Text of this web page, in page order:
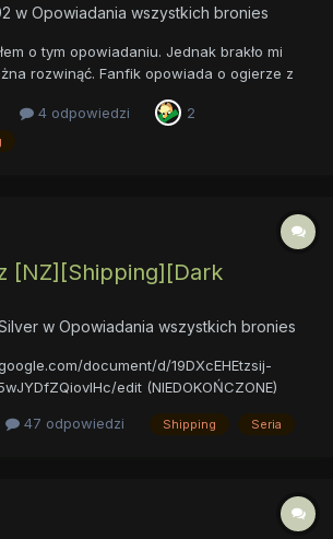
w Opowiadania wszystkich bronies
o tym opowiadaniu. Jednak brakło mi
rozwinąć. Fanfik opowiada o ogierze z
między nimi uczucie, jednak czy wciąż
serce
4 odpowiedzi 2
[NZ][Shipping][Dark
w Opowiadania wszystkich bronies
document/d/19DXcEHEtzsij-
edit (NIEDOKOŃCZONE)
47 odpowiedzi Shipping Seria